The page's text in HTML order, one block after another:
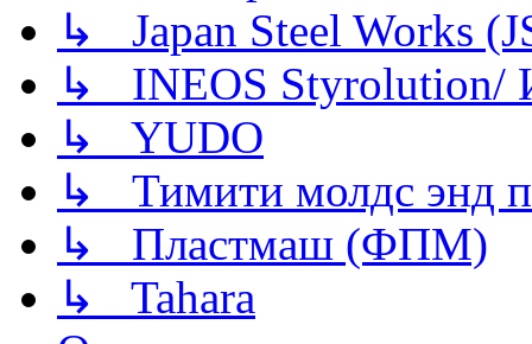
↳ Japan Steel Works
↳ INEOS
↳ YUDO
↳ Тимити молдс энд
↳ Пластмаш (ФПМ)
↳ Tahara